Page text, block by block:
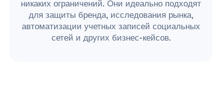
никаких ограничений. Они идеально подходят
для защиты бренда, исследования рынка,
автоматизации учетных записей социальных
сетей и других бизнес-кейсов.